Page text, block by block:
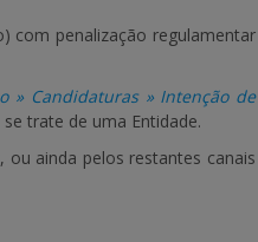
com penalização regulamentar
» Candidaturas » Intenção de
se trate de uma Entidade.
, ou ainda pelos restantes canais